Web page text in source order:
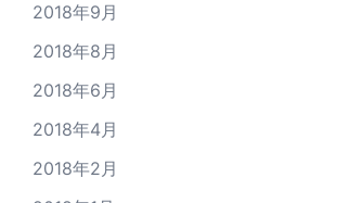
2018年9月
2018年8月
2018年6月
2018年4月
2018年2月